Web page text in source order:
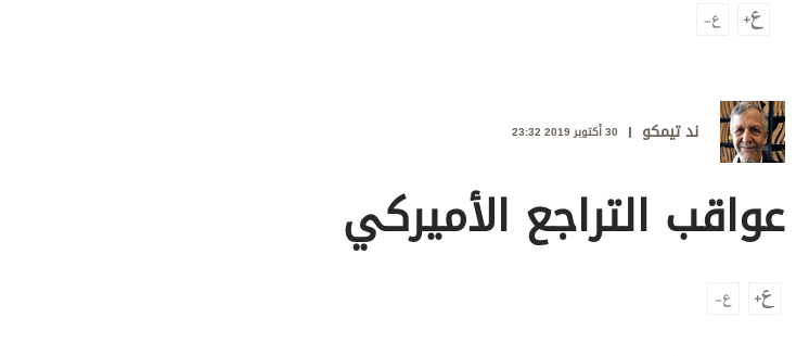
قصة صورة
برامج
ند تيمكو 30 أكتوبر 2019 23:32
عواقب التراجع الأميركي